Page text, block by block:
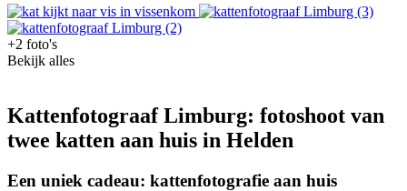
+2 foto's
Bekijk alles
Kattenfotograaf Limburg: fotoshoot van
twee katten aan huis in Helden
Een uniek cadeau: kattenfotografie aan huis